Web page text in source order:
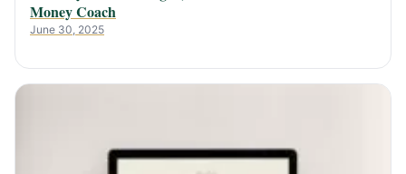
Money Coach
June 30, 2025